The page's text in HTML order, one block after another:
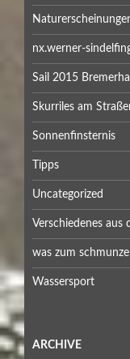
nx.werner-
Sail 2015
Skurriles am
Sonnenfinsternis
Tipps
Uncategorized
Verschiedenes aus
was zum
Wassersport
ARCHIVE